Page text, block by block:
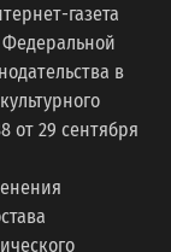
газета
в
от 29 сентября